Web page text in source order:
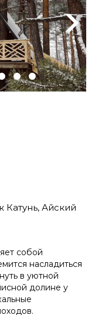
Next
Катунь, Айский
собой
насладиться
в уютной
долине у